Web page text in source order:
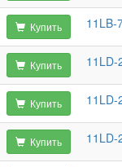
Купить 11LB-
Купить 11LD-
Купить 11LD-
Купить